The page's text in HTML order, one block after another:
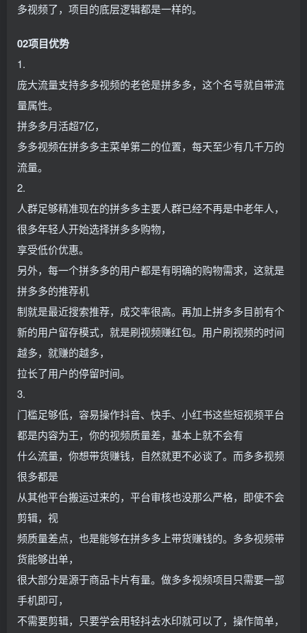
多视频了，项目的底层逻辑都是一样的。
02项目优势
1.
庞大流量支持多多视频的老爸是拼多多，这个名号就自带流
量属性。
拼多多月活超7亿，
多多视频在拼多多主菜单第二的位置，每天至少有几千万的
流量。
2.
人群足够精准现在的拼多多主要人群已经不再是中老年人，
很多年轻人开始选择拼多多购物，
享受低价优惠。
另外，每一个拼多多的用户都是有明确的购物需求，这就是
拼多多的推荐机
制就是最近搜索推荐，成交率很高。再加上拼多多目前有个
新的用户留存模式，就是刷视频赚红包。用户刷视频的时间
越多，就赚的越多，
拉长了用户的停留时间。
3.
门槛足够低，容易操作抖音、快手、小红书这些短视频平台
都是内容为王，你的视频质量差，基本上就不会有
什么流量，你想带货赚钱，自然就更不必谈了。而多多视频
很多都是
从其他平台搬运过来的，平台审核也没那么严格，即使不会
剪辑，视
频质量差点，也是能够在拼多多上带货赚钱的。多多视频带
货能够出单，
很大部分是源于商品卡片有量。做多多视频项目只需要一部
手机即可，
不需要剪辑，只要学会用轻抖去水印就可以了，操作简单，